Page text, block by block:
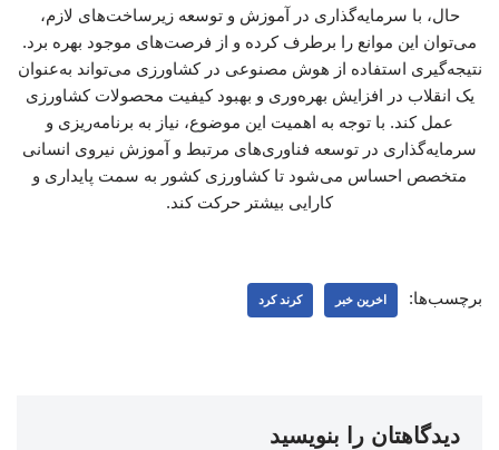
حال، با سرمایه‌گذاری در آموزش و توسعه زیرساخت‌های لازم،
می‌توان این موانع را برطرف کرده و از فرصت‌های موجود بهره برد.
نتیجه‌گیری استفاده از هوش مصنوعی در کشاورزی می‌تواند به‌عنوان
یک انقلاب در افزایش بهره‌وری و بهبود کیفیت محصولات کشاورزی
عمل کند. با توجه به اهمیت این موضوع، نیاز به برنامه‌ریزی و
سرمایه‌گذاری در توسعه فناوری‌های مرتبط و آموزش نیروی انسانی
متخصص احساس می‌شود تا کشاورزی کشور به سمت پایداری و
کارایی بیشتر حرکت کند.
برچسب‌ها: اخرین خبر کرند کرد
دیدگاهتان را بنویسید